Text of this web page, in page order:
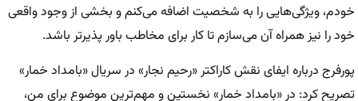
خودم، ویژگی‌هایی را به شخصیت اضافه می‌کنم و بخشی از وجود واقعی
خود را نیز همراه آن می‌سازم تا کار برای مخاطب باور پذیرتر باشد.
پورفرج درباره ایفای نقش کاراکتر «رحیم نجار» در سریال «بامداد خمار»
تصریح کرد: در «بامداد خمار» نخستین و مهم‌ترین موضوع برای من،